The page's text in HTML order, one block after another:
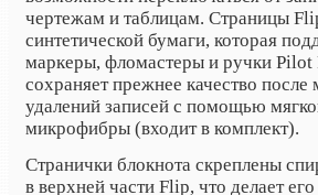
чертежам и таблицам. Страницы
синтетической бумаги, которая
маркеры, фломастеры и ручки
сохраняет прежнее качество после
удалений записей с помощью
микрофибры (входит в комплект).
Странички блокнота скреплены
в верхней части Flip, что делает